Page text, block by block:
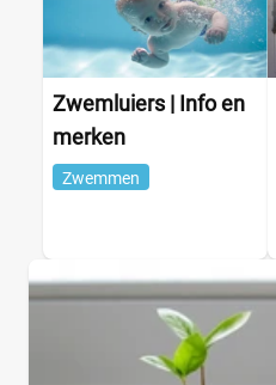
Zwemluiers | Info en
merken
Zwemmen